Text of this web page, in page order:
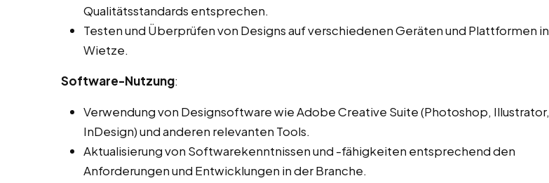
Qualitätsstandards entsprechen.
Testen und Überprüfen von Designs auf verschiedenen Geräten und Plattformen in
Wietze.
Software-Nutzung:
Verwendung von Designsoftware wie Adobe Creative Suite (Photoshop, Illustrator,
InDesign) und anderen relevanten Tools.
Aktualisierung von Softwarekenntnissen und -fähigkeiten entsprechend den
Anforderungen und Entwicklungen in der Branche.